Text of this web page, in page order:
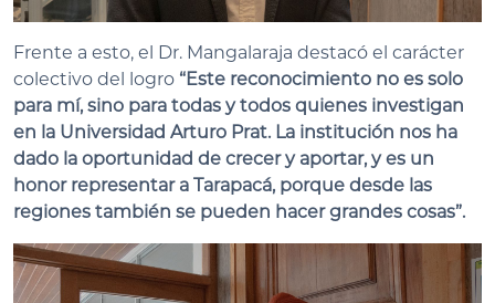
Frente a esto, el Dr. Mangalaraja destacó el carácter
colectivo del logro “Este reconocimiento no es solo
para mí, sino para todas y todos quienes investigan
en la Universidad Arturo Prat. La institución nos ha
dado la oportunidad de crecer y aportar, y es un
honor representar a Tarapacá, porque desde las
regiones también se pueden hacer grandes cosas”.